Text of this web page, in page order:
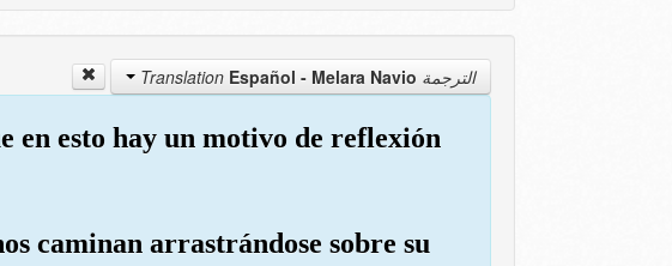
الترجمة Translation Español - Melara Navio
en esto hay un motivo de reflexión
caminan arrastrándose sobre su